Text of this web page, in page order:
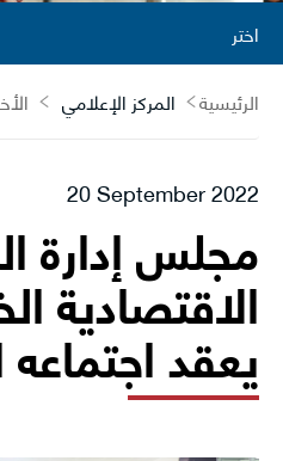
اختر
الرئيسية
المركز الإعلامي
20 September 2022
مجلس إدارة
الاقتصادية
يعقد اجتماعه